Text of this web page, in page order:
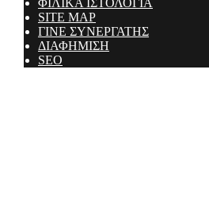
SITE MAP
ΓΙΝΕ ΣΥΝΕΡΓΑΤΗΣ
ΔΙΑΦΗΜΙΣΗ
SEO